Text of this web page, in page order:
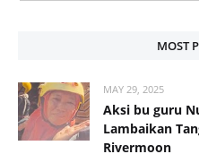
MOST
MAY 29, 2025
Aksi bu guru
Lambaikan
Rivermoon